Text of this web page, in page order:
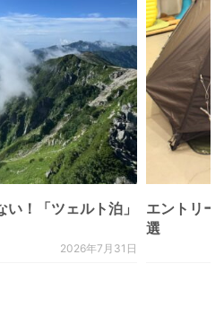
！「ツェルト泊」
2026年7月31日
エントリー
選